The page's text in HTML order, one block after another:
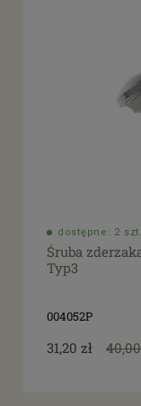
dostępne: 2 szt.
Śruba
Typ3
004052P
31,20 zł